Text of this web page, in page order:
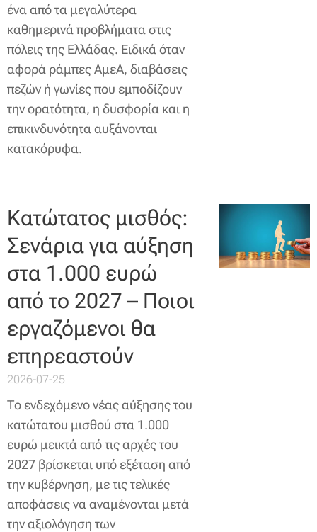
ένα από τα μεγαλύτερα
καθημερινά προβλήματα στις
πόλεις της Ελλάδας. Ειδικά όταν
αφορά ράμπες ΑμεΑ, διαβάσεις
πεζών ή γωνίες που εμποδίζουν
την ορατότητα, η δυσφορία και η
επικινδυνότητα αυξάνονται
κατακόρυφα.
Κατώτατος μισθός:
Σενάρια για αύξηση
στα 1.000 ευρώ
από το 2027 – Ποιοι
εργαζόμενοι θα
επηρεαστούν
2026-07-25
Το ενδεχόμενο νέας αύξησης του
κατώτατου μισθού στα 1.000
ευρώ μεικτά από τις αρχές του
2027 βρίσκεται υπό εξέταση από
την κυβέρνηση, με τις τελικές
αποφάσεις να αναμένονται μετά
την αξιολόγηση των